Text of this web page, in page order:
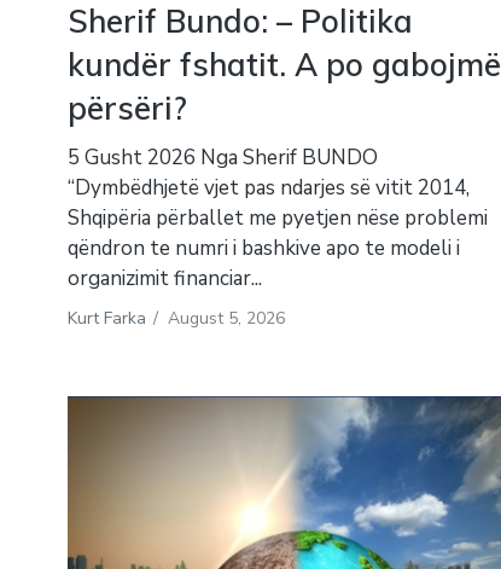
Sherif Bundo: – Politika
kundër fshatit. A po gabojmë
përsëri?
5 Gusht 2026 Nga Sherif BUNDO
“Dymbëdhjetë vjet pas ndarjes së vitit 2014,
Shqipëria përballet me pyetjen nëse problemi
qëndron te numri i bashkive apo te modeli i
organizimit financiar...
Kurt Farka / August 5, 2026